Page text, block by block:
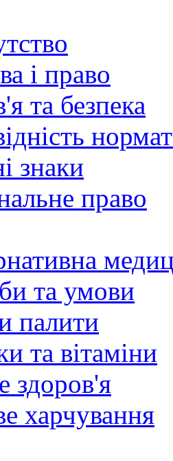
і право
та безпека
знаки
право
та умови
палити
та вітаміни
здоров'я
харчування